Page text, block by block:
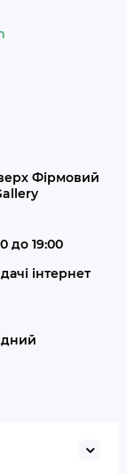
Фірмовий
до 19:00